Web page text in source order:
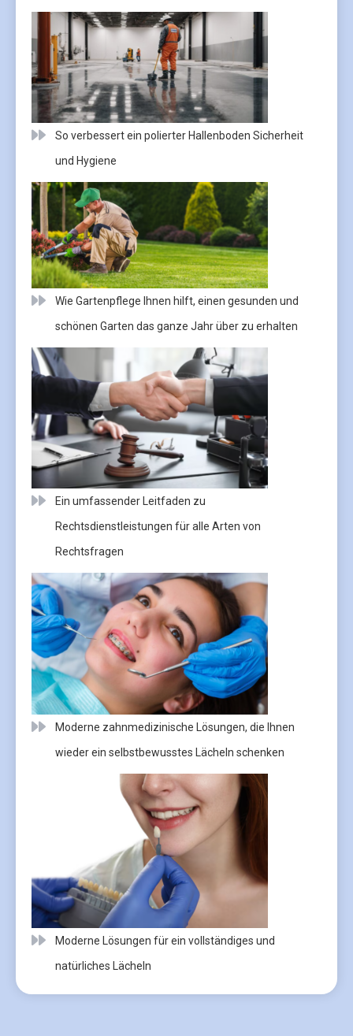
So verbessert ein polierter Hallenboden Sicherheit
und Hygiene
Wie Gartenpflege Ihnen hilft, einen gesunden und
schönen Garten das ganze Jahr über zu erhalten
Ein umfassender Leitfaden zu
Rechtsdienstleistungen für alle Arten von
Rechtsfragen
Moderne zahnmedizinische Lösungen, die Ihnen
wieder ein selbstbewusstes Lächeln schenken
Moderne Lösungen für ein vollständiges und
natürliches Lächeln